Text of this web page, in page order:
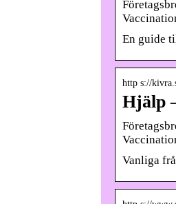
En guide
http s://
Hjälp
Vanliga